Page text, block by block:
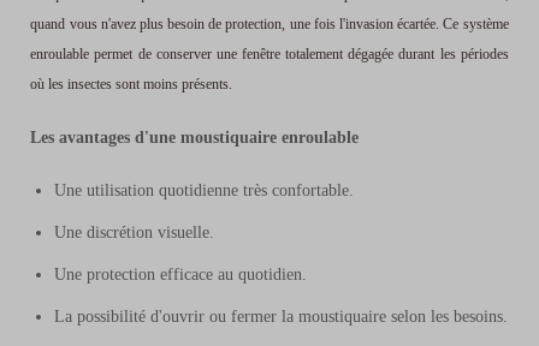
quand vous n'avez plus besoin de protection, une fois l'invasion écartée. Ce système
enroulable permet de conserver une fenêtre totalement dégagée durant les périodes
où les insectes sont moins présents.
Les avantages d'une moustiquaire enroulable
Une utilisation quotidienne très confortable.
Une discrétion visuelle.
Une protection efficace au quotidien.
La possibilité d'ouvrir ou fermer la moustiquaire selon les besoins.